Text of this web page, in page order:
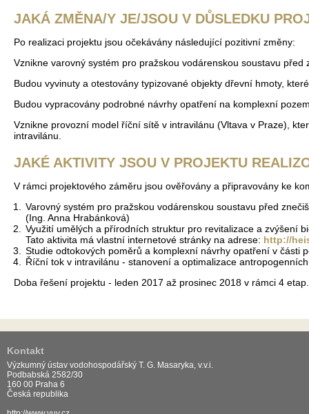
JAKÁ ZMĚNA/Y JE/JSOU V DŮSLEDKU
Po realizaci projektu jsou očekávány následující pozitivní změny:
Vznikne varovný systém pro pražskou vodárenskou soustavu
Budou vyvinuty a otestovány typizované objekty dřevní hmoty,
Budou vypracovány podrobné návrhy opatření na komplexní
Vznikne provozní model říční sítě v intravilánu (Vltava v Praze),
intravilánu.
JAKÉ AKTIVITY JSOU V PROJEKTU
V rámci projektového záměru jsou ověřovány a připravovány ke
Varovný systém pro pražskou vodárenskou soustavu před
(Ing. Anna Hrabánková)
Využití umělých a přírodních struktur pro revitalizace a zvýšení
Tato aktivita má vlastní internetové stránky na adrese: http://
Studie odtokových poměrů a komplexní návrhy opatření v části
Říční tok v intravilánu - stanovení a optimalizace
Doba řešení projektu - leden 2017 až prosinec 2018 v rámci 4 etap.
Kontakt
Výzkumný ústav vodohospodářský T. G. Masaryka, v.v.i.
Podbabská 2582/30
160 00 Praha 6
Česká republika